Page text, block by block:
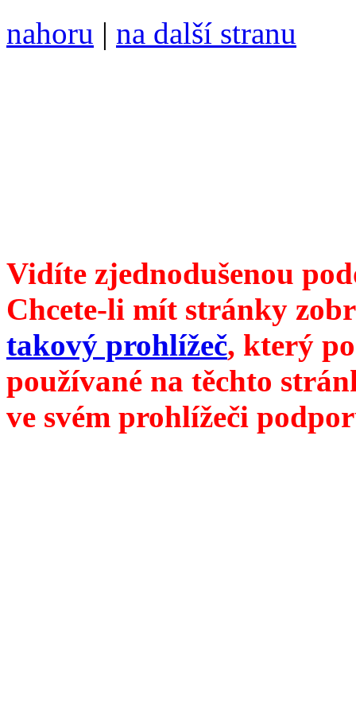
nahoru | na další stranu
Vidíte zjednodušenou
Chcete-li mít stránky
takový prohlížeč, který
používané na těchto
ve svém prohlížeči